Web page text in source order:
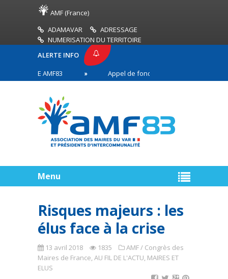
AMF (France)
ADAMAVAR
ADRESSAGE
NUMERISATION DU TERRITOIRE
ALERTE INFO
PRESSE AMF83
Appel de fonds incendies de forêt
en première ligne
Menu
Risques majeurs : les
élus face à la crise
13 avril 2018 1835
AMF / Congrès des
Maires de France,AU FIL DE L'ACTU, MAIRES ET
ELUS